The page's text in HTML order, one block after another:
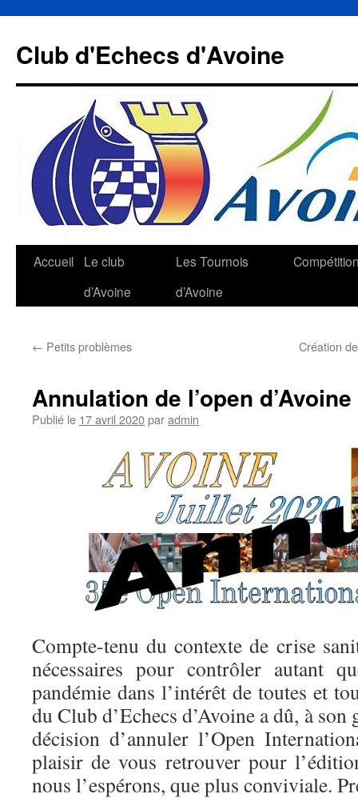
contenu
Club d'Echecs d'Avoine
Accueil
Le club
d’Avoine
Les Tournois
d’Avoine
← Petits problèmes Création
Annulation de l’open
Publié le 17 avril 2020paradmin
Compte-tenu du contexte de crise
nécessaires pour contrôler autant
pandémie dans l’intérêt de toutes et
du Club d’Echecs d’Avoine a dû, à
décision d’annuler l’Open
plaisir de vous retrouver pour
nous l’espérons, que plus conviviale.